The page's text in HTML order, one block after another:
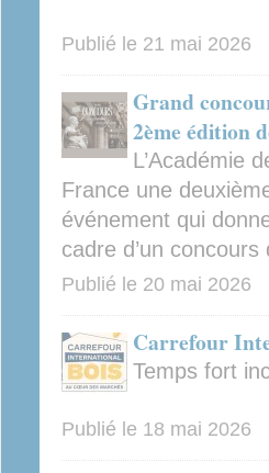
Publié le 21 mai 2026
Grand
2ème édition
L’Académie
France une
événement qui
cadre d’un concours
Publié le 20 mai 2026
Carrefour
Temps fort
Publié le 18 mai 2026